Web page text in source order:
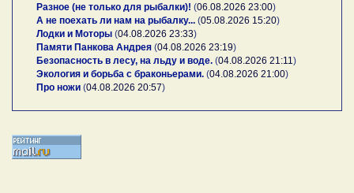
Разное (не только для рыбалки)! (06.08.2026 23:00)
А не поехать ли нам на рыбалку... (05.08.2026 15:20)
Лодки и Моторы (04.08.2026 23:33)
Памяти Панкова Андрея (04.08.2026 23:19)
Безопасность в лесу, на льду и воде. (04.08.2026 21:11 )
Экология и борьба с браконьерами. (04.08.2026 21:00)
Про ножи (04.08.2026 20:57)